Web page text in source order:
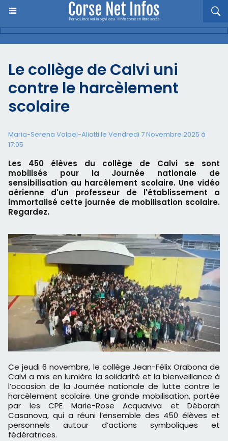
Le collège de Calvi uni
contre le harcèlement
scolaire
Maria-Serena Volpei-Aliotti le Vendredi 7 Novembre 2025 à
17:05
Les 450 élèves du collège de Calvi se sont
mobilisés pour la Journée nationale de
sensibilisation au harcèlement scolaire. Une vidéo
aérienne d'un professeur de l'établissement a
immortalisé cette journée de mobilisation scolaire.
Regardez.
Ce jeudi 6 novembre, le collège Jean-Félix Orabona de
Calvi a mis en lumière la solidarité et la bienveillance à
l’occasion de la Journée nationale de lutte contre le
harcèlement scolaire. Une grande mobilisation, portée
par les CPE Marie-Rose Acquaviva et Déborah
Casanova, qui a réuni l’ensemble des 450 élèves et
personnels autour d’actions symboliques et
fédératrices.